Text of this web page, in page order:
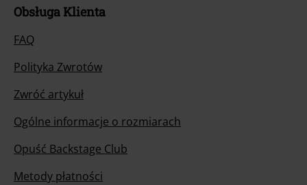
Obsługa Klienta
FAQ
Polityka Zwrotów
Zwróć artykuł
Ogólne informacje o rozmiarach
Opuść Backstage Club
Metody płatności